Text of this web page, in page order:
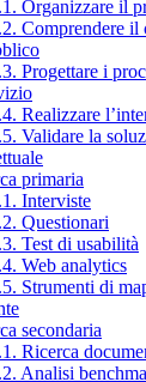
Organizzare il
Comprendere il
Progettare i
Realizzare
Validare la
primaria
Interviste
Questionari
Test di usabilità
Web analytics
Strumenti di
secondaria
Ricerca
Analisi